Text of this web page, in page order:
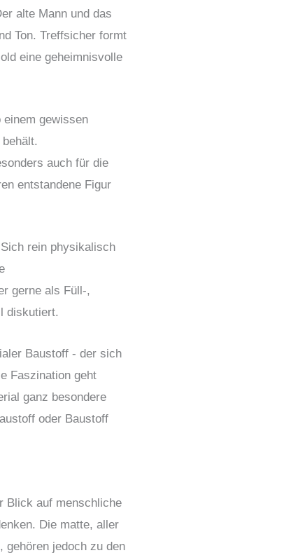
alte Mann und das
Ton. Treffsicher formt
eine geheimnisvolle
gewissen
auch für die
entstandene Figur
rein physikalisch
gerne als Füll-,
diskutiert.
Baustoff - der sich
Faszination geht
ganz besondere
oder Baustoff
Blick auf menschliche
Die matte, aller
gehören jedoch zu den